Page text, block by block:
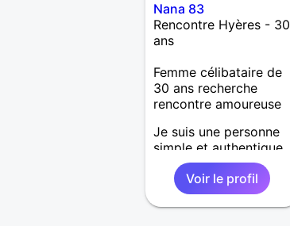
Nana 83
Rencontre Hyères - 30
ans
Femme célibataire de
30 ans recherche
rencontre amoureuse
Je suis une personne
simple et authentique,
plutôt de nature
curieuse. Je suis
toujours optimiste ça
me permet d'avancer
Voir le profil